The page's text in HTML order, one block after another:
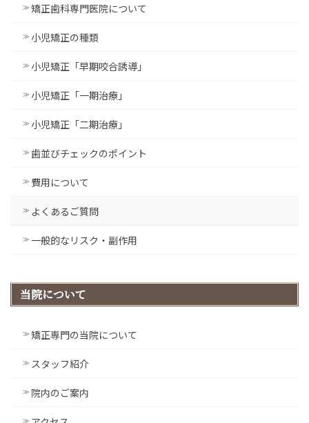
矯正歯科専門医院について
小児矯正の種類
小児矯正「早期咬合誘導」
小児矯正「一期治療」
小児矯正「二期治療」
歯並びチェックのポイント
費用について
よくあるご質問
一般的なリスク・副作用
当院について
矯正専門の当院について
スタッフ紹介
院内のご案内